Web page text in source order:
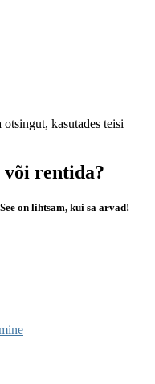
kasutades teisi
või rentida?
on lihtsam, kui sa arvad!